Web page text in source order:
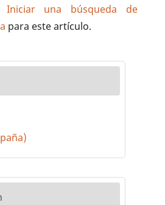
Iniciar una búsqueda de
para este artículo.